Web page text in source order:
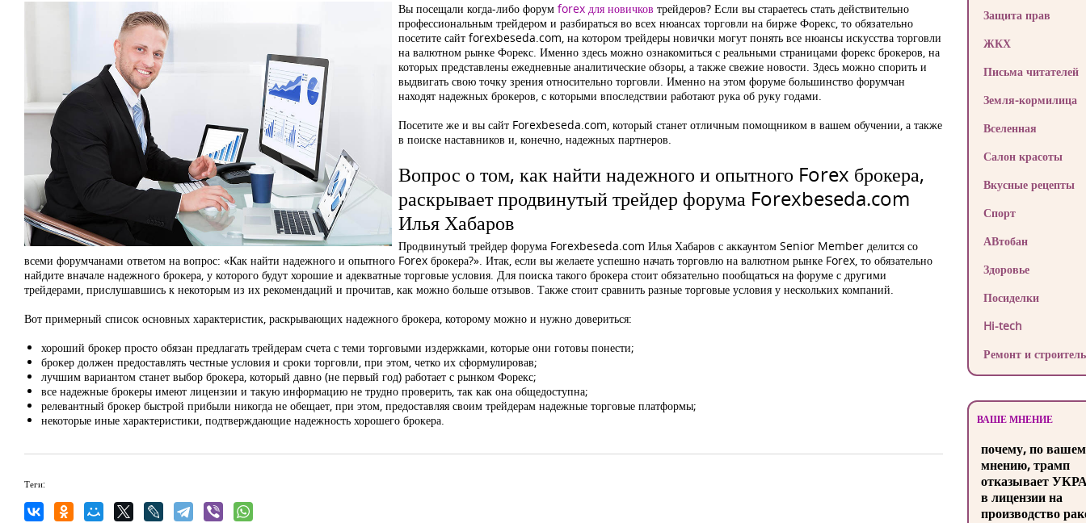
Вы посещали когда-либо форум forex для новичков трейдеров? Если вы стараетесь стать действительно
профессиональным трейдером и разбираться во всех нюансах торговли на бирже Форекс, то обязательно
посетите сайт forexbeseda.com, на котором трейдеры новички могут понять все нюансы искусства торговли
на валютном рынке Форекс. Именно здесь можно ознакомиться с реальными страницами форекс брокеров, на
которых представлены ежедневные аналитические обзоры, а также свежие новости. Здесь можно спорить и
выдвигать свою точку зрения относительно торговли. Именно на этом форуме большинство форумчан
находят надежных брокеров, с которыми впоследствии работают рука об руку годами.
Посетите же и вы сайт Forexbeseda.com, который станет отличным помощником в вашем обучении, а также
в поиске наставников и, конечно, надежных партнеров.
Вопрос о том, как найти надежного и опытного Forex брокера,
раскрывает продвинутый трейдер форума Forexbeseda.com
Илья Хабаров
Продвинутый трейдер форума Forexbeseda.com Илья Хабаров с аккаунтом Senior Member делится со
всеми форумчанами ответом на вопрос: «Как найти надежного и опытного Forex брокера?». Итак, если вы желаете успешно начать торговлю на валютном рынке Forex, то обязательно
найдите вначале надежного брокера, у которого будут хорошие и адекватные торговые условия. Для поиска такого брокера стоит обязательно пообщаться на форуме с другими
трейдерами, прислушавшись к некоторым из их рекомендаций и прочитав, как можно больше отзывов. Также стоит сравнить разные торговые условия у нескольких компаний.
Вот примерный список основных характеристик, раскрывающих надежного брокера, которому можно и нужно довериться:
хороший брокер просто обязан предлагать трейдерам счета с теми торговыми издержками, которые они готовы понести;
брокер должен предоставлять честные условия и сроки торговли, при этом, четко их сформулировав;
лучшим вариантом станет выбор брокера, который давно (не первый год) работает с рынком Форекс;
все надежные брокеры имеют лицензии и такую информацию не трудно проверить, так как она общедоступна;
релевантный брокер быстрой прибыли никогда не обещает, при этом, предоставляя своим трейдерам надежные торговые платформы;
некоторые иные характеристики, подтверждающие надежность хорошего брокера.
Теги:
Защита прав
ЖКХ
Письма читателей
Земля-кормилица
Вселенная
Салон красоты
Вкусные рецепты
Спорт
АВтобан
Здоровье
Посиделки
Hi-tech
Ремонт и
ВАШЕ МНЕНИЕ
почему, по
мнению, трамп
отказывает
в лицензии на
производство